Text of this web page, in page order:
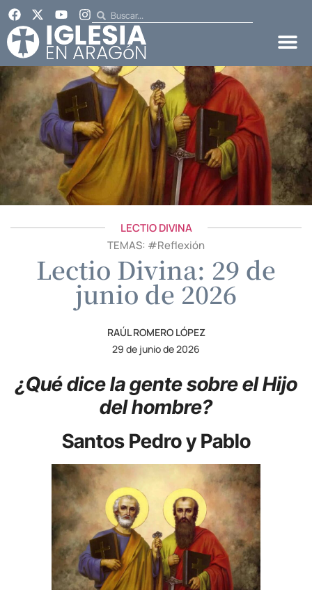
LECTIO DIVINA
TEMAS: #Reflexión
Lectio Divina: 29 de
junio de 2026
RAÚL ROMERO LÓPEZ
29 de junio de 2026
¿Qué dice la gente sobre el Hijo
del hombre?
Santos Pedro y Pablo